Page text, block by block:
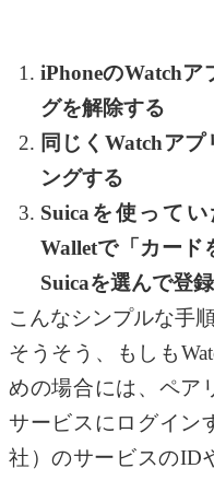
iPhoneのWatchア
グを解除する
同じくWatchア
ングする
Suicaを使って
Walletで「カード
Suicaを選んで登
こんなシンプルな手
そうそう、もしも
めの場合には、ペア
サービスにログイン
社）のサービスのID